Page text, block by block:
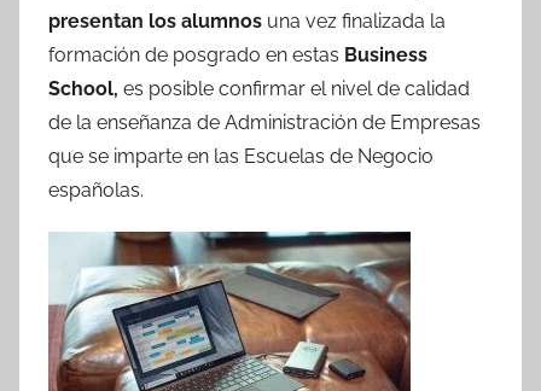
presentan los alumnos una vez finalizada la
formación de posgrado en estas Business
School, es posible confirmar el nivel de calidad
de la enseñanza de Administración de Empresas
que se imparte en las Escuelas de Negocio
españolas.